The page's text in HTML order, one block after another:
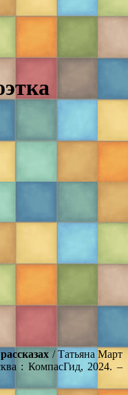
/ Татьяна Март
: КомпасГид, 2024. –